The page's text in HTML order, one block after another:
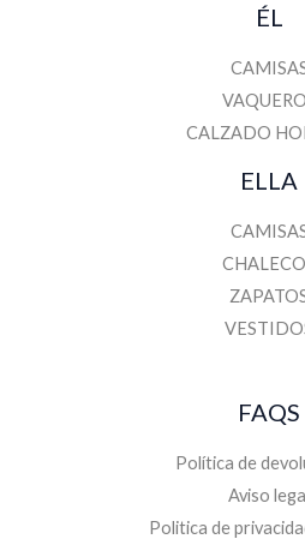
ÉL
CALZADO
ELLA
FAQS
Política de
Aviso
Politica de